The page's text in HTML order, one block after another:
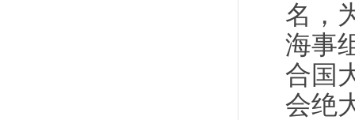
名，
海事
合国
会绝